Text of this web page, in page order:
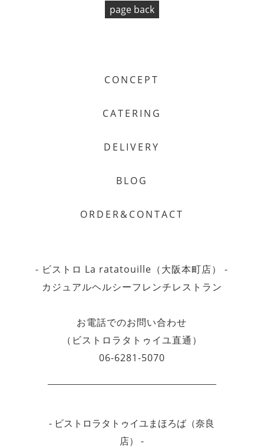
page back
CONCEPT
CATERING
DELIVERY
BLOG
ORDER&CONTACT
- ビストロ La ratatouille（大阪本町店） -
カジュアルヘルシーフレンチレストラン
お電話でのお問い合わせ
（ビストロラタトゥイユ直通）
06-6281-5070
- ビストロラタトゥイユまほろば（奈良
店） -